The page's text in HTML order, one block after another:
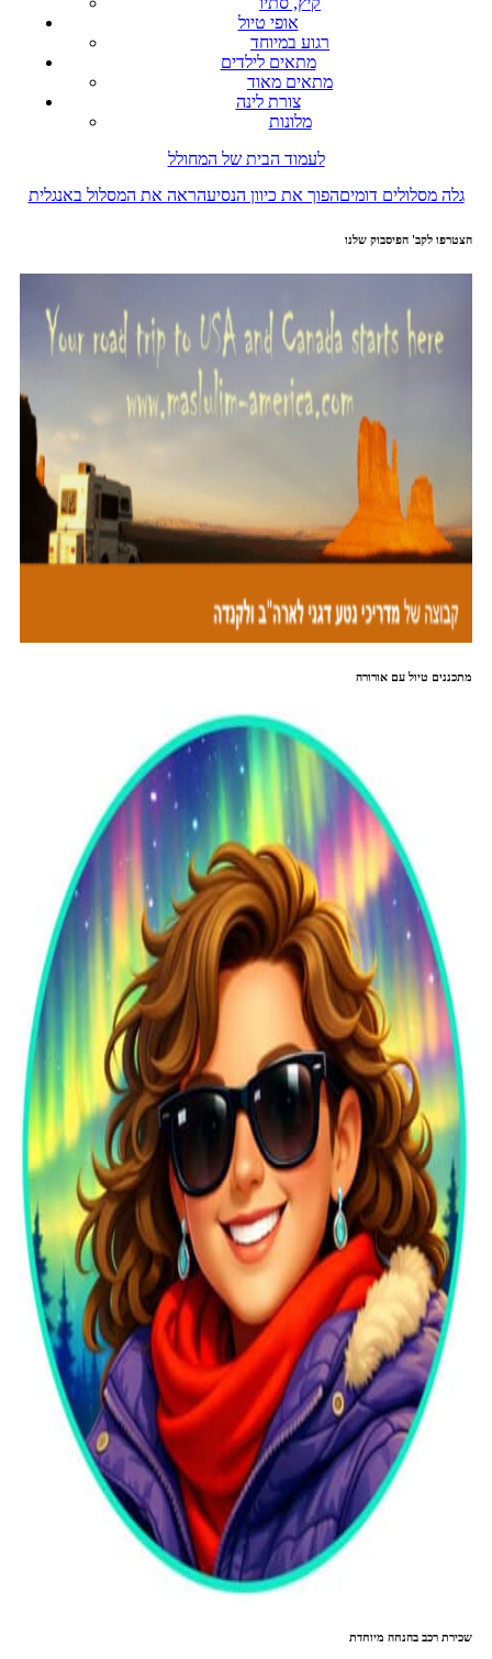
אופי טיול
רגוע במיוחד
מתאים לילדים
מתאים מאוד
צורת לינה
מלונות
לעמוד הבית של המחולל
גלה מסלולים דומיםהפוך את כיוון הנסיעהראה את המסלול באנגלית
הצטרפו לקב' הפיסבוק שלנו
מתכננים טיול עם אורורה
שכירת רכב בהנחה מיוחדת